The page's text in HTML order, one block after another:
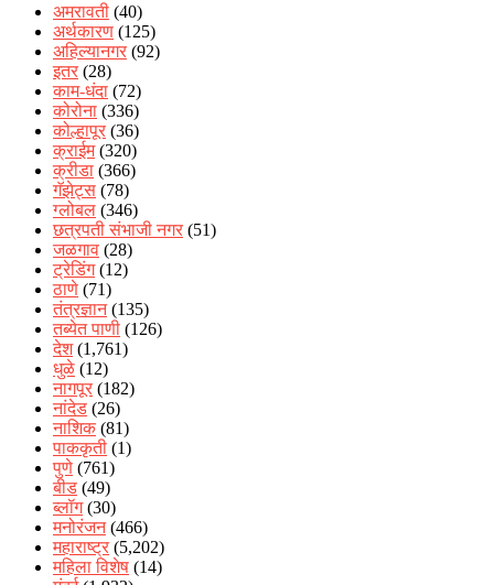
अमरावती (40)
अर्थकारण (125)
अहिल्यानगर (92)
इतर (28)
काम-धंदा (72)
कोरोना (336)
कोल्हापूर (36)
क्राईम(320)
क्रीडा (366)
गॅझेट्स (78)
ग्लोबल (346)
छत्रपती संभाजी नगर (51)
जळगाव (28)
ट्रेडिंग(12)
ठाणे (71)
तंत्रज्ञान(135)
तब्येत पाणी (126)
देश(1,761)
धुळे (12)
नागपूर (182)
नांदेड (26)
नाशिक (81)
पाककृती (1)
पुणे (761)
बीड (49)
ब्लॉग(30)
मनोरंजन(466)
महाराष्ट्र (5,202)
महिला विशेष (14)